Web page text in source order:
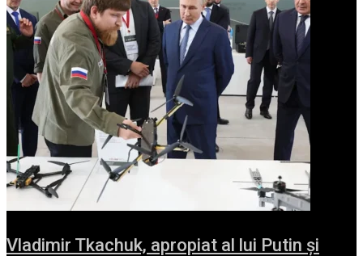
Vladimir Tkachuk, apropiat al lui Putin și